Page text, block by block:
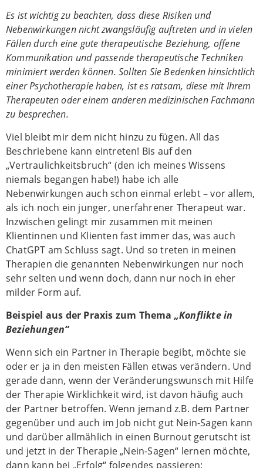
Es ist wichtig zu beachten, dass diese Risiken und
Nebenwirkungen nicht zwangsläufig auftreten und in vielen
Fällen durch eine gute therapeutische Beziehung, offene
Kommunikation und passende therapeutische Techniken
minimiert werden können. Sollten Sie Bedenken hinsichtlich
einer Psychotherapie haben, ist es ratsam, diese mit Ihrem
Therapeuten oder einem anderen medizinischen Fachmann
zu besprechen.
Viel bleibt mir dem nicht hinzu zu fügen. All das
Beschriebene kann eintreten! Bis auf den
„Vertraulichkeitsbruch“ (den ich meines Wissens
niemals begangen habe!) habe ich alle
Nebenwirkungen auch schon einmal erlebt– vor allem,
als ich noch ein junger, unerfahrener Therapeut war.
Inzwischen gelingt mir zusammen mit meinen
Klientinnen und Klienten fast immer das, was auch
ChatGPT am Schluss sagt. Und so treten in meinen
Therapien die genannten Nebenwirkungen nur noch
sehr selten und wenn doch, dann nur noch in eher
milder Form auf.
Beispiel aus der Praxis zum Thema„Konflikte in
Beziehungen“
Wenn sich ein Partner in Therapie begibt, möchte sie
oder er ja in den meisten Fällen etwas verändern. Und
gerade dann, wenn der Veränderungswunsch mit Hilfe
der Therapie Wirklichkeit wird, ist davon häufig auch
der Partner betroffen. Wenn jemand z.B. dem Partner
gegenüber und auch im Job nicht gut Nein-Sagen kann
und darüber allmählich in einen Burnout gerutscht ist
und jetzt in der Therapie „Nein-Sagen“ lernen möchte,
dann kann bei „Erfolg“ folgendes passieren: